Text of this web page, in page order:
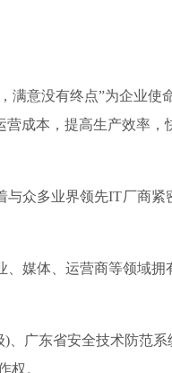
意没有终点”为企业使
成本，提高生产效率
众多业界领先IT厂商紧
媒体、运营商等领域拥
广东省安全技术防范系
权。